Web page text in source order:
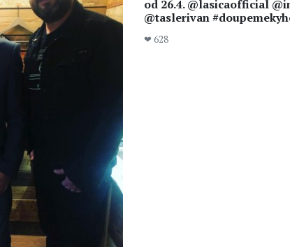
od 26.4. @lasicaofficial
@taslerivan
❤ 628